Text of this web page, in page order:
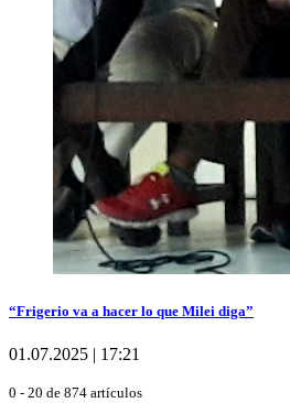
“Frigerio va a hacer lo que Milei diga”
01.07.2025 | 17:21
0 - 20 de 874 artículos